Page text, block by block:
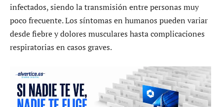
infectados, siendo la transmisión entre personas muy
poco frecuente. Los síntomas en humanos pueden variar
desde fiebre y dolores musculares hasta complicaciones
respiratorias en casos graves.